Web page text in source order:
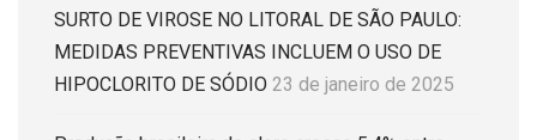
SURTO DE VIROSE NO LITORAL DE SÃO PAULO:
MEDIDAS PREVENTIVAS INCLUEM O USO DE
HIPOCLORITO DE SÓDIO 23 de janeiro de 2025